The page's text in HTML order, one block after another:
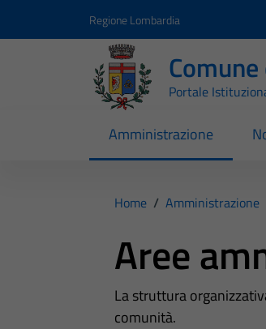
Regione Lombardia
Portale
Amministrazione
Home / Amministrazione
Aree
La struttura
comunità.